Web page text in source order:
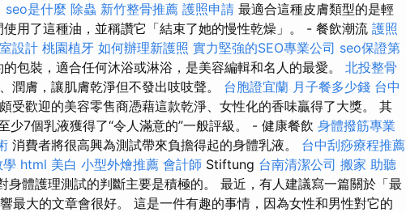
seo是什麼 除蟲 新竹整骨推薦 護照申請 最適合這種皮膚類型的是輕
用了這種油，並稱讚它「結束了她的慢性乾燥」。 - 餐飲潮流 護照
設計 桃園植牙 如何辦理新護照 實力堅強的SEO專業公司 seo保證第
包裝，適合任何沐浴或淋浴，是美容編輯和名人的最愛。 北投整骨
潤膚，讓肌膚乾淨但不發出吱吱聲。 台胞證宜蘭 月子餐多少錢 台中
受歡迎的美容零售商憑藉這款乾淨、女性化的香味贏得了大獎。 其
少7個乳液獲得了“令人滿意的”一般評級。 - 健康餐飲 身體撥筋專業
消費者將很高興為測試帶來負擔得起的身體乳液。 台中刮痧療程推薦
html 美白 小型外燴推薦 會計師 Stiftung 台南清潔公司 搬家 助聽
身體護理測試的判斷主要是積極的。 最近，有人建議寫一篇關於「最
最大的文章會很好。 這是一件有趣的事情，因為女性和男性對它的